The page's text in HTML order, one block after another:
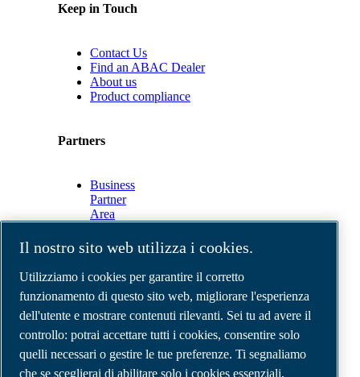
Keep in Touch
Contact Us
Find an ABAC Dealer
About us
Product compliance
Partners
Business
Partner
Area
Connect
2.0
Business
ABAC
Media
Gallery
©2026 Compressori d'aria ABAC
Note legali e privacy
Il nostro sito web utilizza i cookies.
Utilizziamo i cookies per garantire il corretto
funzionamento di questo sito web, migliorare l'esperienza
dell'utente e mostrare contenuti rilevanti. Sei tu ad avere il
controllo: potrai accettare tutti i cookies, consentire solo
quelli necessari o gestire le tue preferenze. Ti segnaliamo
che se sceglierai di abilitare solo i cookies essenziali,